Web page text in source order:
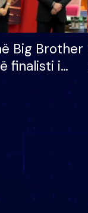
Big Brother
finalisti i